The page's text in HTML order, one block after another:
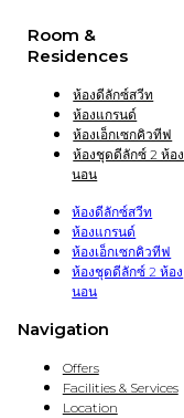
Room &
Residences
ห้องดีลักซ์สวีท
ห้องแกรนด์
ห้องเอ็กเซกคิวทีฟ
ห้องชุดดีลักซ์ 2 ห้อง
นอน
ห้องดีลักซ์สวีท
ห้องแกรนด์
ห้องเอ็กเซกคิวทีฟ
ห้องชุดดีลักซ์ 2 ห้อง
นอน
Navigation
Offers
Facilities & Services
Location